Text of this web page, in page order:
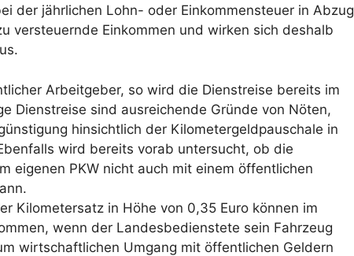
der jährlichen Lohn- oder Einkommensteuer in Abzug
versteuernde Einkommen und wirken sich deshalb
Arbeitgeber, so wird die Dienstreise bereits im
Dienstreise sind ausreichende Gründe von Nöten,
hinsichtlich der Kilometergeldpauschale in
wird bereits vorab untersucht, ob die
eigenen PKW nicht auch mit einem öffentlichen
Kilometersatz in Höhe von 0,35 Euro können im
wenn der Landesbedienstete sein Fahrzeug
wirtschaftlichen Umgang mit öffentlichen Geldern